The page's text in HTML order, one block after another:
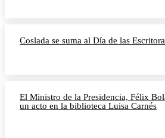
Coslada se suma al Día de las
El Ministro de la Presidencia, Félix
un acto en la biblioteca Luisa Carnés